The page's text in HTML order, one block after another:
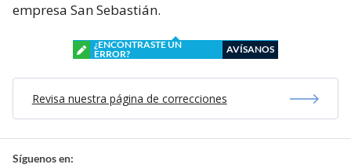
empresa San Sebastián.
¿ENCONTRASTE UN
ERROR?
AVÍSANOS
Revisa nuestra página de correcciones
Síguenos en: